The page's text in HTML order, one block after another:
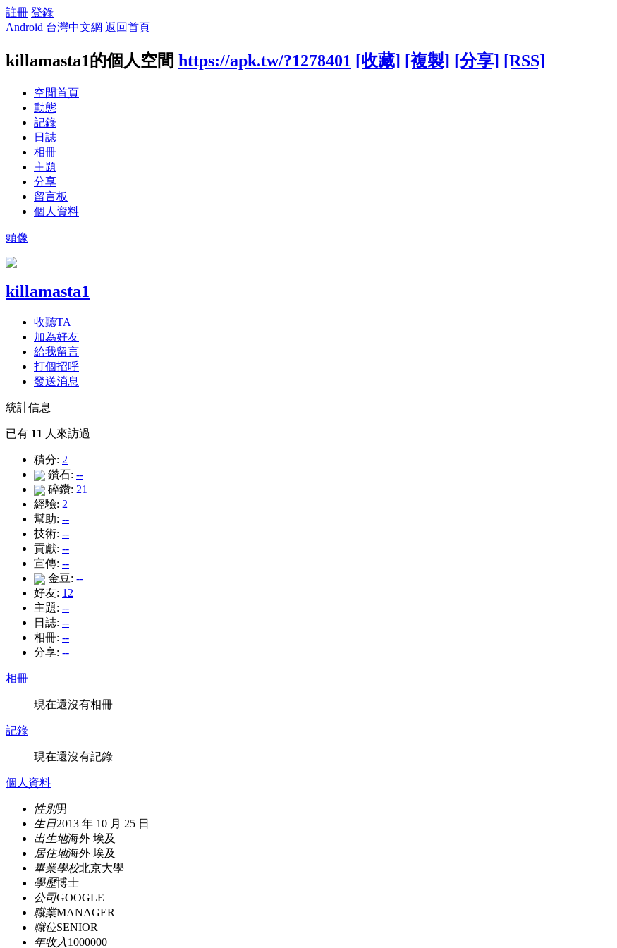
註冊 登錄
Android 台灣中文網 返回首頁
killamasta1的個人空間 https://apk.tw/?1278401 [收藏] [複製] [分享] [RSS]
空間首頁
動態
記錄
日誌
相冊
主題
分享
留言板
個人資料
頭像
killamasta1
收聽TA
加為好友
給我留言
打個招呼
發送消息
統計信息
已有 11 人來訪過
積分: 2
鑽石: --
碎鑽: 21
經驗: 2
幫助: --
技術: --
貢獻: --
宣傳: --
金豆: --
好友: 12
主題: --
日誌: --
相冊: --
分享: --
相冊
現在還沒有相冊
記錄
現在還沒有記錄
個人資料
性別男
生日2013 年 10 月 25 日
出生地海外 埃及
居住地海外 埃及
畢業學校北京大學
學歷博士
公司GOOGLE
職業MANAGER
職位SENIOR
年收入 1000000